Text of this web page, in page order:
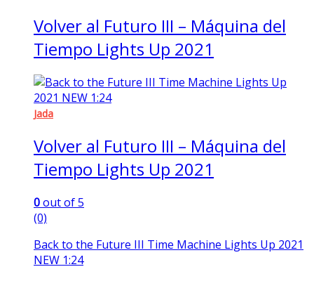
Volver al Futuro III – Máquina del
Tiempo Lights Up 2021
Jada
Volver al Futuro III – Máquina del
Tiempo Lights Up 2021
0out of 5
(0)
Back to the Future III Time Machine Lights Up 2021
NEW 1:24